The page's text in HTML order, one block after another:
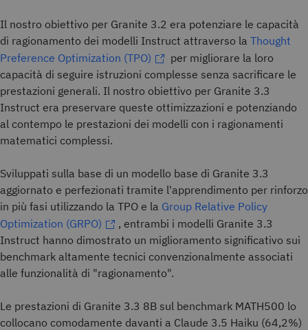
Il nostro obiettivo per Granite 3.2 era potenziare le capacità
di ragionamento dei modelli Instruct attraverso la Thought
Preference Optimization (TPO)
per migliorare la loro
capacità di seguire istruzioni complesse senza sacrificare le
prestazioni generali. Il nostro obiettivo per Granite 3.3
Instruct era preservare queste ottimizzazioni e potenziando
al contempo le prestazioni dei modelli con i ragionamenti
matematici complessi.
Sviluppati sulla base di un modello base di Granite 3.3
aggiornato e perfezionati tramite l'apprendimento per rinforzo
in più fasi utilizzando la TPO e la Group Relative Policy
Optimization (GRPO)
, entrambi i modelli Granite 3.3
Instruct hanno dimostrato un miglioramento significativo sui
benchmark altamente tecnici convenzionalmente associati
alle funzionalità di "ragionamento".
Le prestazioni di Granite 3.3 8B sul benchmark MATH500 lo
collocano comodamente davanti a Claude 3.5 Haiku (64,2%)